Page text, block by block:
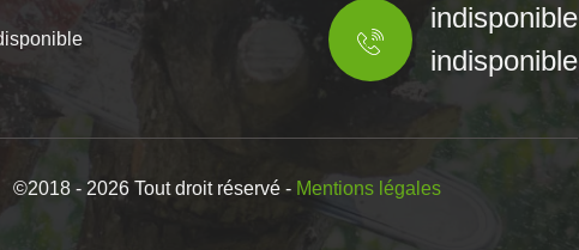
indisponible
indisponible
©2018 - 2026 Tout droit réservé - Mentions légales